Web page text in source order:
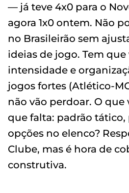
— já teve 4x0 para o
agora 1x0 ontem. Não
no Brasileirão sem
ideias de jogo. Tem que
intensidade e
jogos fortes (Atlético-
não vão perdoar. O que
que falta: padrão tático,
opções no elenco?
Clube, mas é hora de
construtiva.